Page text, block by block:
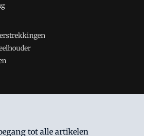
van VMN media. Lees in
staat. Op gebruik van deze site zijn de
tot alle artikelen